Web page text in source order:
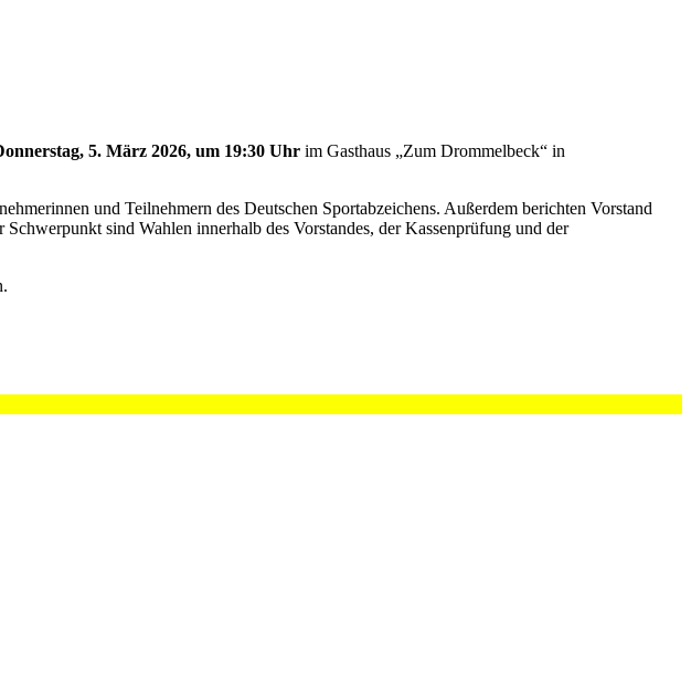
5. März 2026, um 19:30 Uhr im Gasthaus „Zum Drommelbeck“ in
und Teilnehmern des Deutschen Sportabzeichens. Außerdem berichten Vorstand
sind Wahlen innerhalb des Vorstandes, der Kassenprüfung und der